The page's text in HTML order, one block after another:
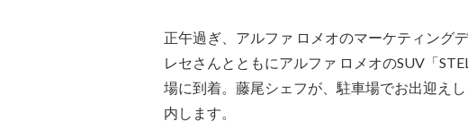
正午過ぎ、アルファ ロメオのマーケティング
レセさんとともにアルファ ロメオのSUV「
場に到着。藤尾シェフが、駐車場でお出迎え
内します。